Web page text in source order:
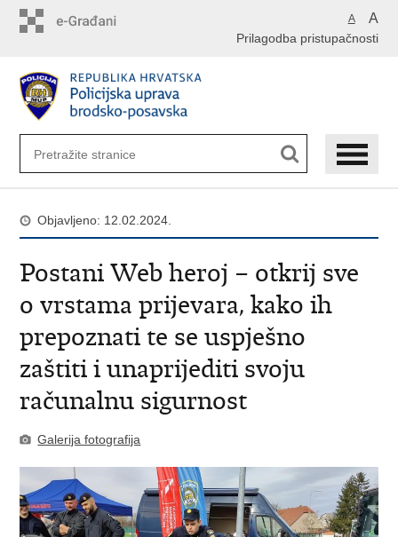
A A
Prilagodba pristupačnosti
Objavljeno: 12.02.2024.
Postani Web heroj – otkrij sve
o vrstama prijevara, kako ih
prepoznati te se uspješno
zaštiti i unaprijediti svoju
računalnu sigurnost
Galerija fotografija